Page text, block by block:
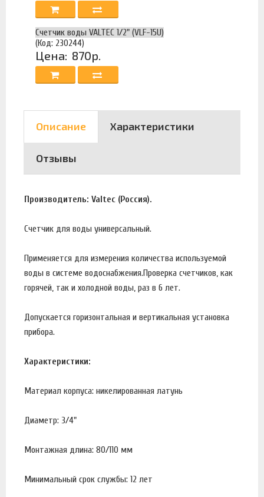
Счетчик воды VALTEC 1/2" (VLF-15U)
(Код: 230244)
Цена: 870р.
Описание Характеристики
Отзывы
Производитель: Valtec (Россия).
Счетчик для воды универсальный.
Применяется для измерения количества используемой
воды в системе водоснабжения.Проверка счетчиков, как
горячей, так и холодной воды, раз в 6 лет.
Допускается горизонтальная и вертикальная установка
прибора.
Характеристики:
Материал корпуса: никелированная латунь
Диаметр: 3/4"
Монтажная длина: 80/110 мм
Минимальный срок службы: 12 лет